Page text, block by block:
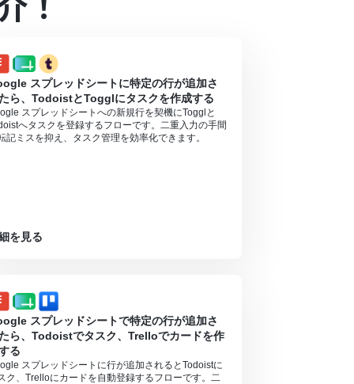
っております。フリープラン・ミニプランの場
スプレッドシートに特定の行が追加さ
ら、TodoistとTogglにタスクを作成する
スプレッドシートへの新規行を契機にTogglと
へタスクを登録するフローです。二重入力の手間
記ミスを抑え、タスク管理を効率化できます。
を見る
スプレッドシートで特定の行が追加さ
ら、Todoistでタスク、Trelloでカードを作
る
スプレッドシートに行が追加されるとTodoistに
ク、Trelloにカードを自動登録するフローです。二